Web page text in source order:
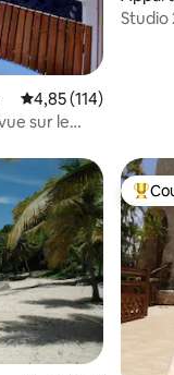
Évaluation moyenne
4,85 (114)
sur le
Saint-
Studio